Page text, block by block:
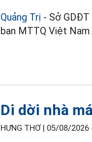
Quảng Trị - Sở
ban MTTQ Việt Nam
Di dời nhà
HƯNG THƠ | 05/08/2026